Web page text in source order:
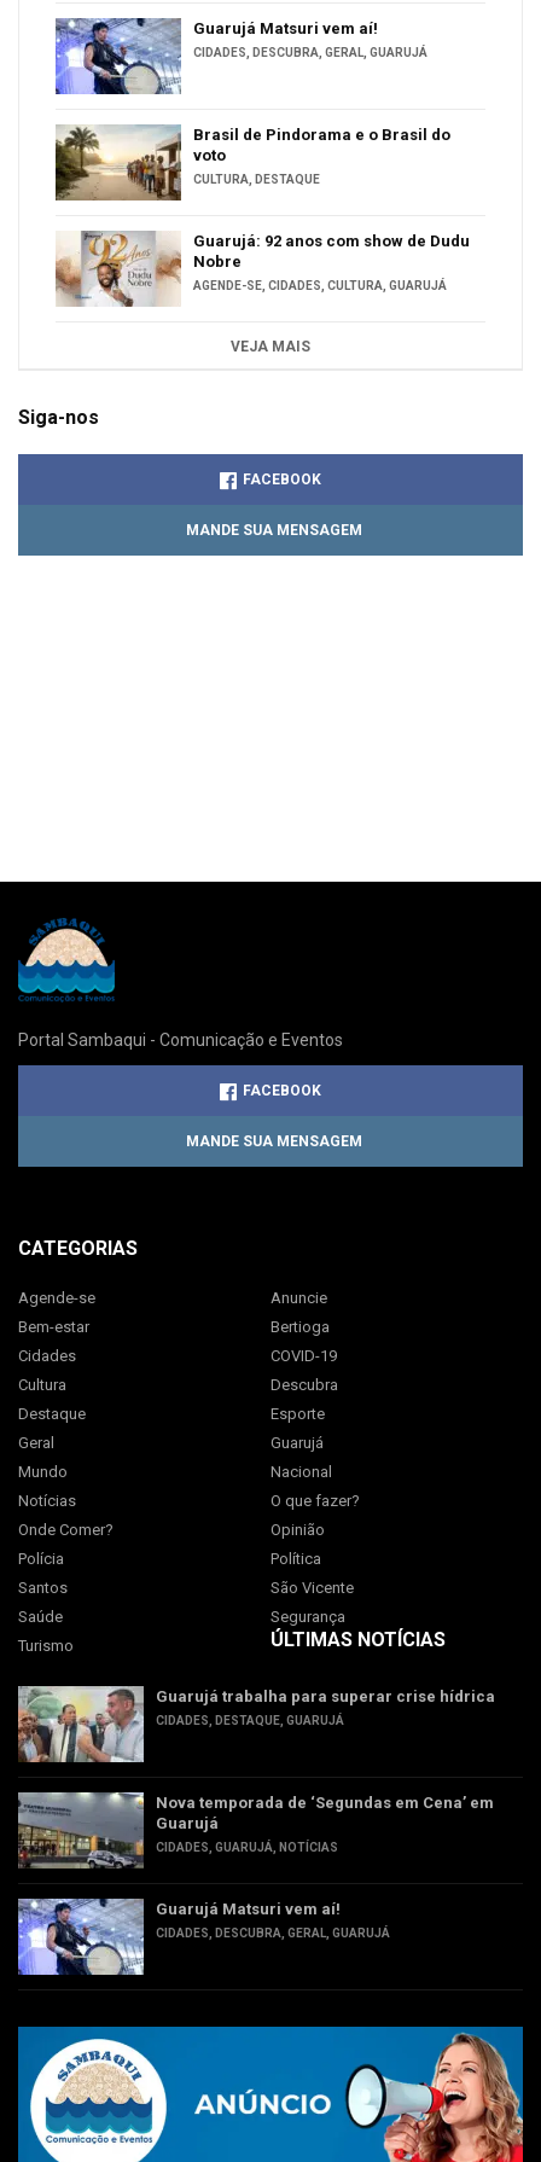
Guarujá Matsuri vem aí!
CIDADES, DESCUBRA, GERAL, GUARUJÁ
Brasil de Pindorama e o Brasil do
voto
CULTURA, DESTAQUE
Guarujá: 92 anos com show de Dudu
Nobre
AGENDE-SE, CIDADES, CULTURA, GUARUJÁ
VEJA MAIS
Siga-nos
FACEBOOK
MANDE SUA MENSAGEM
Portal Sambaqui - Comunicação e Eventos
FACEBOOK
MANDE SUA MENSAGEM
CATEGORIAS
Agende-se
Anuncie
Bem-estar
Bertioga
Cidades
COVID-19
Cultura
Descubra
Destaque
Esporte
Geral
Guarujá
Mundo
Nacional
Notícias
O que fazer?
Onde Comer?
Opinião
Polícia
Política
Santos
São Vicente
Saúde
Segurança
Turismo
ÚLTIMAS NOTÍCIAS
Guarujá trabalha para superar crise hídrica
CIDADES DESTAQUE GUARUJÁ
Nova temporada de ‘Segundas em Cena’ em
Guarujá
CIDADES GUARUJÁ NOTÍCIAS
Guarujá Matsuri vem aí!
CIDADES DESCUBRA GERAL GUARUJÁ